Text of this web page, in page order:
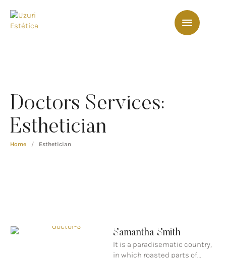
Doctors Services:
Esthetician
Home / Esthetician
Samantha Smith
It is a paradisematic country,
in which roasted parts of